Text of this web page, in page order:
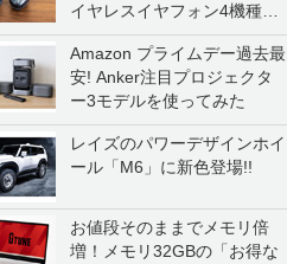
イヤレスイヤフォン4機種を
一気に聴く
Amazon プライムデー過去最
安! Anker注目プロジェクタ
ー3モデルを使ってみた
レイズのパワーデザインホイ
ール「M6」に新色登場!!
お値段そのままでメモリ倍
増！メモリ32GBの「お得な